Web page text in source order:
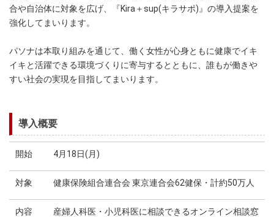
合や自治体に対象を広げ、『Kira＋sup(キラサポ)』の導入提案を
強化してまいります。
パソナは本取り組みを通じて、働く女性が心身ともに健康でイキ
イキと活躍できる環境づくりに寄与するとともに、誰もが働きや
すい社会の実現を目指してまいります。
導入概要
開始 4月18日(月)
対象 健康保険組合連合会 東京連合会62健保・計約50万人
内容
産婦人科医・小児科医に相談できるオンライン相談窓